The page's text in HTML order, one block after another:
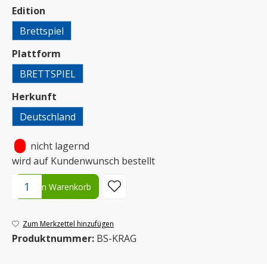
Edition
Brettspiel
Plattform
BRETTSPIEL
Herkunft
Deutschland
nicht lagernd
wird auf Kundenwunsch bestellt
Produkt Anzahl: Gib den gewünschten Wert ein oder benutze
In den Warenkorb
Zum Merkzettel hinzufügen
Produktnummer: BS-KRAG